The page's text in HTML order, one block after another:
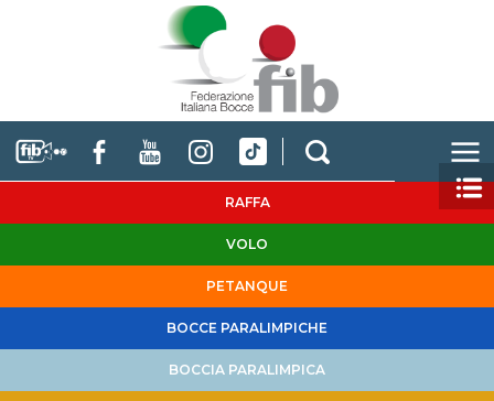
RAFFA
VOLO
PETANQUE
BOCCE PARALIMPICHE
BOCCIA PARALIMPICA